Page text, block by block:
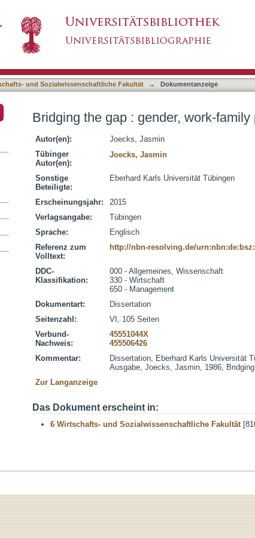
und Sozialwissenschaftliche Fakultät → Dokumentanzeige
Bridging the gap : gender, work-
Autor(en):
Joecks, Jasmin
Tübinger
Autor(en):
Joecks, Jasmin
Sonstige
Beteiligte:
Eberhard Karls Universität Tübingen
Erscheinungsjahr:
2015
Verlagsangabe:
Tübingen
Sprache:
Englisch
Referenz zum
Volltext:
http://nbn-resolving.de/
DDC-
Klassifikation:
000 - Allgemeines, Wissenschaft
330 - Wirtschaft
650 - Management
Dokumentart:
Dissertation
Seitenzahl:
VI, 105 Seiten
Verbund-
Nachweis:
45551044X
455506426
Kommentar:
Dissertation, Eberhard Karls Universität
Ausgabe, Joecks, Jasmin, 1986,
Zur Langanzeige
Das Dokument erscheint in:
6 Wirtschafts- und Sozialwissenschaftliche Fakultät